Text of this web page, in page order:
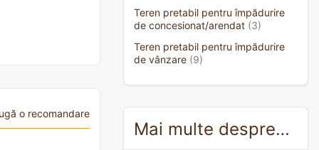
o recomandare
Teren pretabil pentru împădurire
de concesionat/arendat (3)
Teren pretabil pentru împădurire
de vânzare (9)
Mai multe despre…